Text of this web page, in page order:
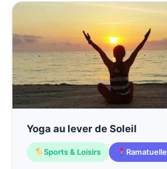
Yoga au lever de Soleil
Sports & Loisirs Ramatuelle